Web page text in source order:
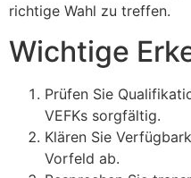
richtige Wahl zu treffen.
Wichtige
Prüfen Sie
VEFKs sorgfältig.
Klären Sie
Vorfeld ab.